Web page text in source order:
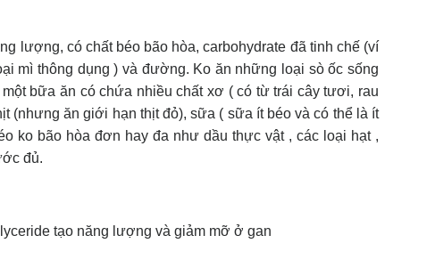
lượng, có chất béo bão hòa, carbohydrate đã tinh chế (ví
mì thông dụng ) và đường. Ko ăn những loại sò ốc sống
bữa ăn có chứa nhiều chất xơ ( có từ trái cây tươi, rau
(nhưng ăn giới hạn thịt đỏ), sữa ( sữa ít béo và có thể là ít
ko bão hòa đơn hay đa như dầu thực vật , các loại hạt ,
đủ.
tạo năng lượng và giảm mỡ ở gan